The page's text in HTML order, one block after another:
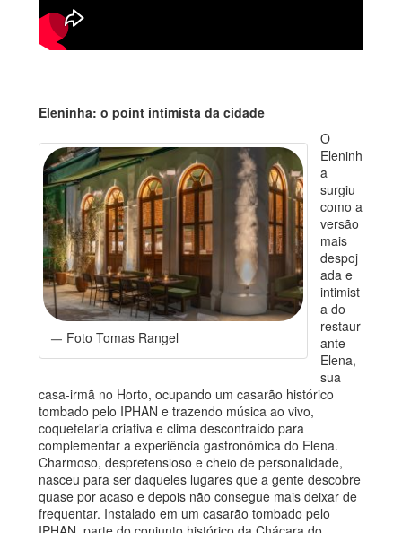
Eleninha: o point intimista da cidade
Foto Tomas Rangel
O
Eleninh
a
surgiu
como a
versão
mais
despoj
ada e
intimist
a do
restaur
ante
Elena,
sua
casa-irmã no Horto, ocupando um casarão histórico
tombado pelo IPHAN e trazendo música ao vivo,
coquetelaria criativa e clima descontraído para
complementar a experiência gastronômica do Elena.
Charmoso, despretensioso e cheio de personalidade,
nasceu para ser daqueles lugares que a gente descobre
quase por acaso e depois não consegue mais deixar de
frequentar. Instalado em um casarão tombado pelo